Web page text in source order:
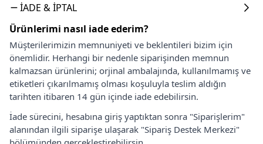
İADE & İPTAL
Ürünlerimi nasıl iade ederim?
Müşterilerimizin memnuniyeti ve beklentileri bizim için
önemlidir. Herhangi bir nedenle siparişinden memnun
kalmazsan ürünlerini; orjinal ambalajında, kullanılmamış ve
etiketleri çıkarılmamış olması koşuluyla teslim aldığın
tarihten itibaren 14 gün içinde iade edebilirsin.
İade sürecini, hesabına giriş yaptıktan sonra "Siparişlerim"
alanından ilgili siparişe ulaşarak "Sipariş Destek Merkezi"